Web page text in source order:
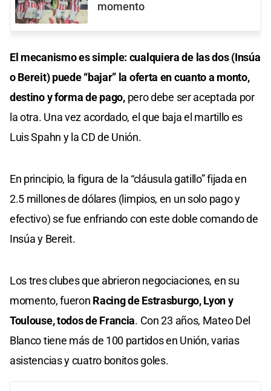
momento
El mecanismo es simple: cualquiera de las dos (Insúa
o Bereit) puede “bajar” la oferta en cuanto a monto,
destino y forma de pago,pero debe ser aceptada por
la otra. Una vez acordado, el que baja el martillo es
Luis Spahn y la CD de Unión.
En principio, la figura de la “cláusula gatillo” fijada en
2.5 millones de dólares (limpios, en un solo pago y
efectivo) se fue enfriando con este doble comando de
Insúa y Bereit.
Los tres clubes que abrieron negociaciones, en su
momento, fueron Racing de Estrasburgo, Lyon y
Toulouse, todos de Francia. Con 23 años, Mateo Del
Blanco tiene más de 100 partidos en Unión, varias
asistencias y cuatro bonitos goles.